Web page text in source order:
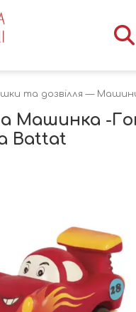
та дозвілля —
Машинка -
Battat